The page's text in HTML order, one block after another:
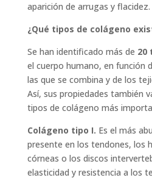
aparición de arrugas y flacidez.
¿Qué tipos de colágeno
Se han identificado más de 20
el cuerpo humano, en función
las que se combina y de los
Así, sus propiedades también
tipos de colágeno más
Colágeno tipo I. Es el más
presente en los tendones, los
córneas o los discos
elasticidad y resistencia a los